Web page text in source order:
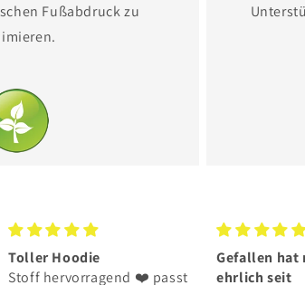
Fußabdruck zu
Toller Hoodie
Stoff hervorragend ❤️ passt
Gefallen hat
ehrlich seit